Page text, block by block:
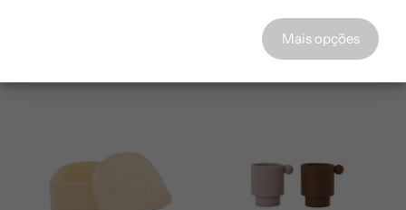
Mais opções